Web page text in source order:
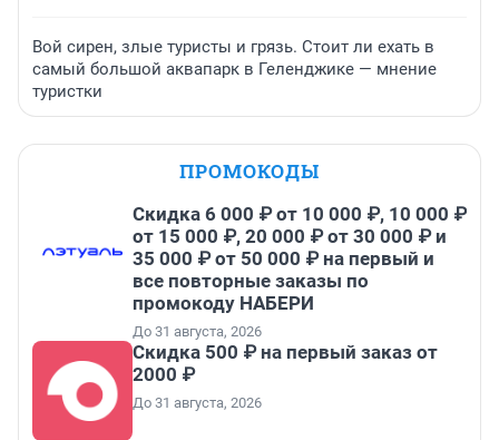
Вой сирен, злые туристы и грязь. Стоит ли ехать в
самый большой аквапарк в Геленджике — мнение
туристки
ПРОМОКОДЫ
Скидка 6 000 ₽ от 10 000 ₽, 10 000 ₽
от 15 000 ₽, 20 000 ₽ от 30 000 ₽ и
35 000 ₽ от 50 000 ₽ на первый и
все повторные заказы по
промокоду НАБЕРИ
До 31 августа, 2026
Скидка 500 ₽ на первый заказ от
2000 ₽
До 31 августа, 2026